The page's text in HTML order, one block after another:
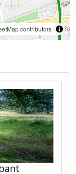
contributors